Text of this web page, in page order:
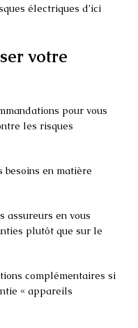
électriques d’ici
votre
pour vous
les risques
besoins en matière
assureurs en vous
plutôt que sur le
complémentaires si
« appareils